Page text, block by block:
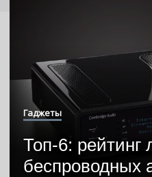
Гаджеты
Топ-6: рейтинг
беспроводных